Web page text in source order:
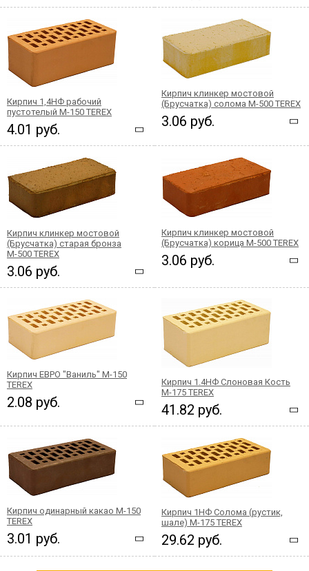
Кирпич 1,4НФ рабочий
пустотелый М-150 TEREX
4.01 руб.
Кирпич клинкер мостовой
(Брусчатка) солома М-500 TEREX
3.06 руб.
Кирпич клинкер мостовой
(Брусчатка) старая бронза
М-500 TEREX
3.06 руб.
Кирпич клинкер мостовой
(Брусчатка) корица М-500 TEREX
3.06 руб.
Кирпич ЕВРО "Ваниль" М-150
TEREX
2.08 руб.
Кирпич 1.4НФ Слоновая Кость
М-175 TEREX
41.82 руб.
Кирпич одинарный какао М-150
TEREX
3.01 руб.
Кирпич 1НФ Солома (рустик,
шале) М-175 TEREX
29.62 руб.